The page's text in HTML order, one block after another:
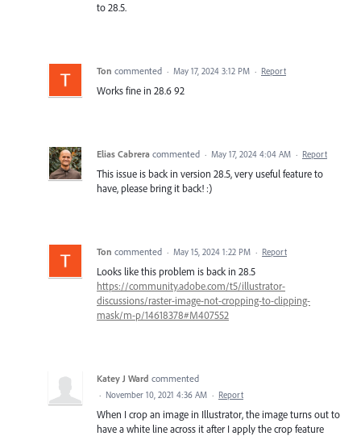
to 28.5.
Ton commented · May 17, 2024 3:12 PM · Report
Works fine in 28.6 92
Elias Cabrera commented · May 17, 2024 4:04 AM · Report
This issue is back in version 28.5, very useful feature to
have, please bring it back! :)
Ton commented · May 15, 2024 1:22 PM · Report
Looks like this problem is back in 28.5
https://community.adobe.com/t5/illustrator-
discussions/raster-image-not-cropping-to-clipping-
mask/m-p/14618378#M407552
Katey J Ward commented
· November 10, 2021 4:36 AM · Report
When I crop an image in Illustrator, the image turns out to
have a white line across it after I apply the crop feature